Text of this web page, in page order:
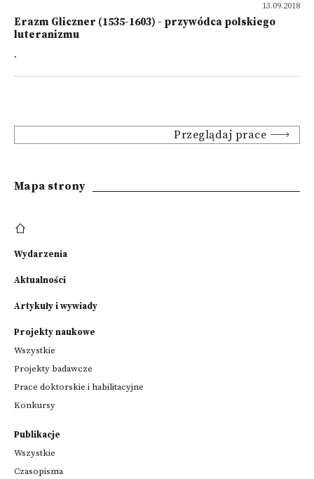
13.09.2018
Erazm Gliczner (1535-1603) - przywódca polskiego
luteranizmu
.
Przeglądaj prace
Mapa strony
Wydarzenia
Aktualności
Artykuły i wywiady
Projekty naukowe
Wszystkie
Projekty badawcze
Prace doktorskie i habilitacyjne
Konkursy
Publikacje
Wszystkie
Czasopisma